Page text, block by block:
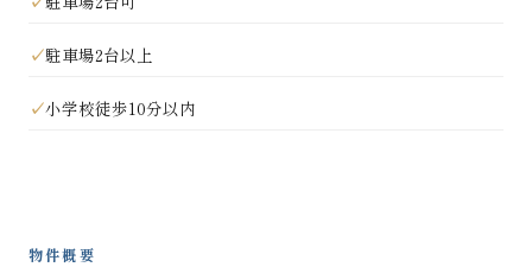
駐車場2台以上
小学校徒歩10分以内
物件概要